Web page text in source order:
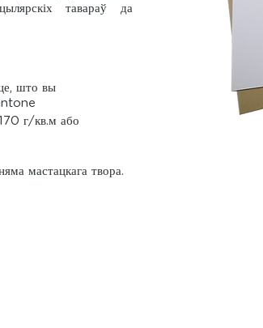
тавараў да
што вы
г/кв.м або
мастацкага твора.